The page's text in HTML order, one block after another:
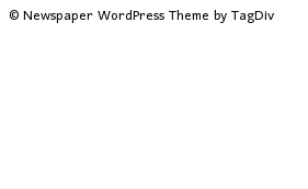
© Newspaper WordPress Theme by TagDiv